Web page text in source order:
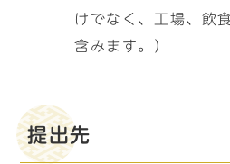
けでなく、工場、飲
含みます。）
提出先